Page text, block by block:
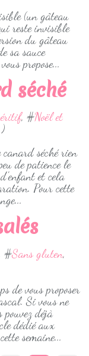
(un gâteau
reste invisible
du gâteau
sa sauce
propose...
séché
, #Noël et
séché rien
de patience le
et cela
Pour cette
#Sans gluten,
de vous proposer
Si vous ne
pouvez déjà
dédié aux
semaine...